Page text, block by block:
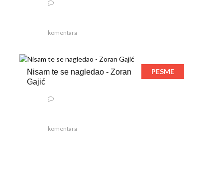
komentara
Nisam te se nagledao - Zoran
Gajić
PESME
komentara